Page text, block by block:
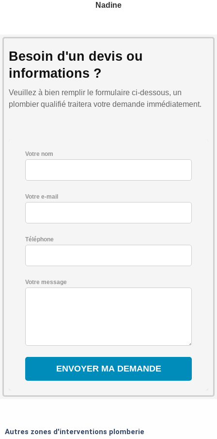
Nadine
Besoin d'un devis ou
informations ?
Veuillez à bien remplir le formulaire ci-dessous, un
plombier qualifié traitera votre demande immédiatement.
Votre nom
Votre e-mail
Téléphone
Votre message
Autres zones d'interventions plomberie